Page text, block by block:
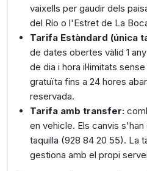
vaixells per gaudir dels
del Río o l'Estret de La
Tarifa Estàndard (única
de dates obertes vàlid 1
de dia i hora il·limitats
gratuïta fins a 24 hores
reservada.
Tarifa amb transfer:
en vehicle. Els canvis
taquilla (928 84 20 55). La
gestiona amb el propi